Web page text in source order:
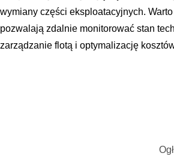
wymiany części eksploatacyjnych.
pozwalają zdalnie monitorować stan
zarządzanie flotą i optymalizację